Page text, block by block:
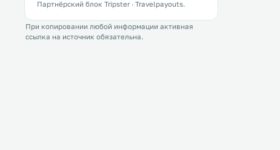
Партнёрский блок Tripster · Travelpayouts.
При копировании любой информации активная
ссылка на источник обязательна.